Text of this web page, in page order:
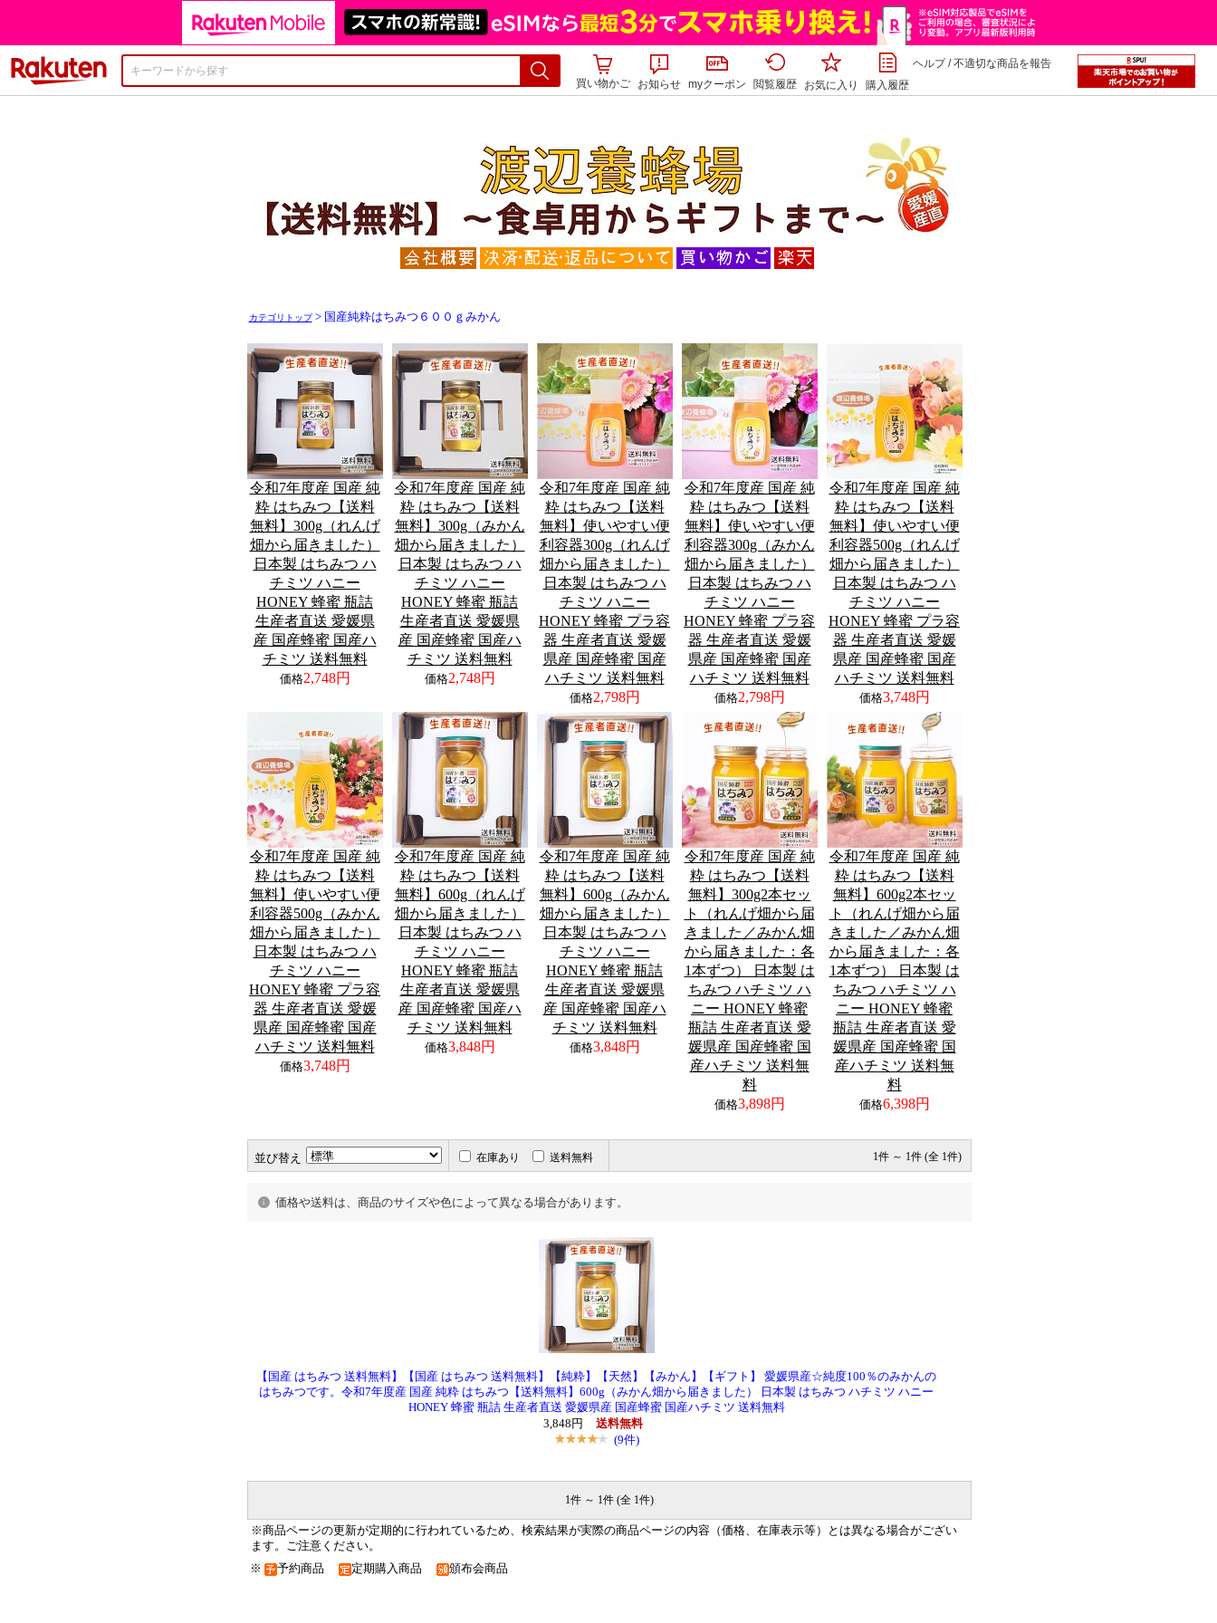
買い物かご
お知らせ myクーポン 閲覧履歴 お気に入り 購入履歴
ヘルプ/不適切な商品を報告
カテゴリトップ> 国産純粋はちみつ６００ｇみかん
令和7年度産 国産 純
粋 はちみつ【送料
無料】300g（れんげ
畑から届きました）
日本製 はちみつ ハ
チミツ ハニー
HONEY 蜂蜜 瓶詰
生産者直送 愛媛県
産 国産蜂蜜 国産ハ
チミツ 送料無料
価格2,748円
令和7年度産 国産 純
粋 はちみつ【送料
無料】300g（みかん
畑から届きました）
日本製 はちみつ ハ
チミツ ハニー
HONEY 蜂蜜 瓶詰
生産者直送 愛媛県
産 国産蜂蜜 国産ハ
チミツ 送料無料
価格2,748円
令和7年度産 国産 純
粋 はちみつ【送料
無料】使いやすい便
利容器300g（れんげ
畑から届きました）
日本製 はちみつ ハ
チミツ ハニー
HONEY 蜂蜜 プラ容
器 生産者直送 愛媛
県産 国産蜂蜜 国産
ハチミツ 送料無料
価格2,798円
令和7年度産 国産 純
粋 はちみつ【送料
無料】使いやすい便
利容器300g（みかん
畑から届きました）
日本製 はちみつ ハ
チミツ ハニー
HONEY 蜂蜜 プラ容
器 生産者直送 愛媛
県産 国産蜂蜜 国産
ハチミツ 送料無料
価格2,798円
令和7年度産 国産 純
粋 はちみつ【送料
無料】使いやすい便
利容器500g（れんげ
畑から届きました）
日本製 はちみつ ハ
チミツ ハニー
HONEY 蜂蜜 プラ容
器 生産者直送 愛媛
県産 国産蜂蜜 国産
ハチミツ 送料無料
価格3,748円
令和7年度産 国産 純
粋 はちみつ【送料
無料】使いやすい便
利容器500g（みかん
畑から届きました）
日本製 はちみつ ハ
チミツ ハニー
HONEY 蜂蜜 プラ容
器 生産者直送 愛媛
県産 国産蜂蜜 国産
ハチミツ 送料無料
価格3,748円
令和7年度産 国産 純
粋 はちみつ【送料
無料】600g（れんげ
畑から届きました）
日本製 はちみつ ハ
チミツ ハニー
HONEY 蜂蜜 瓶詰
生産者直送 愛媛県
産 国産蜂蜜 国産ハ
チミツ 送料無料
価格3,848円
令和7年度産 国産 純
粋 はちみつ【送料
無料】600g（みかん
畑から届きました）
日本製 はちみつ ハ
チミツ ハニー
HONEY 蜂蜜 瓶詰
生産者直送 愛媛県
産 国産蜂蜜 国産ハ
チミツ 送料無料
価格3,848円
令和7年度産 国産 純
粋 はちみつ【送料
無料】300g2本セッ
ト（れんげ畑から届
きました／みかん畑
から届きました：各
1本ずつ） 日本製 は
ちみつ ハチミツ ハ
ニー HONEY 蜂蜜
瓶詰 生産者直送 愛
媛県産 国産蜂蜜 国
産ハチミツ 送料無
料
価格3,898円
令和7年度産 国産 純
粋 はちみつ【送料
無料】600g2本セッ
ト（れんげ畑から届
きました／みかん畑
から届きました：各
1本ずつ） 日本製 は
ちみつ ハチミツ ハ
ニー HONEY 蜂蜜
瓶詰 生産者直送 愛
媛県産 国産蜂蜜 国
産ハチミツ 送料無
料
価格6,398円
並び替え 在庫あり 送料無料 1件 ～ 1件 (全 1件)
価格や送料は、商品のサイズや色によって異なる場合があります。
【国産 はちみつ 送料無料】【国産 はちみつ 送料無料】【純粋】【天然】【みかん】【ギフト】 愛媛県産☆純度100％のみかんの
はちみつです。令和7年度産 国産 純粋 はちみつ【送料無料】600g（みかん畑から届きました） 日本製 はちみつ ハチミツ ハニー
HONEY 蜂蜜 瓶詰 生産者直送 愛媛県産 国産蜂蜜 国産ハチミツ 送料無料
3,848円
送料無料
(9件)
1件 ～ 1件 (全 1件)
※商品ページの更新が定期的に行われているため、検索結果が実際の商品ページの内容（価格、在庫表示等）とは異なる場合がござい
ます。ご注意ください。
※ 予約商品 定期購入商品 頒布会商品